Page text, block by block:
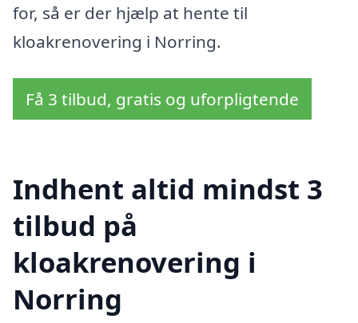
for, så er der hjælp at hente til
kloakrenovering i Norring.
Få 3 tilbud, gratis og uforpligtende
Indhent altid mindst 3
tilbud på
kloakrenovering i
Norring